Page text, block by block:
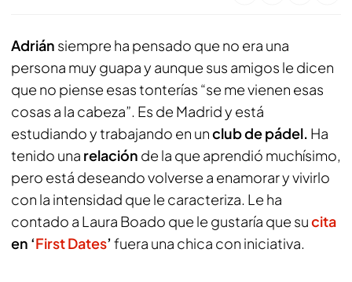
Adrián siempre ha pensado que no era una
persona muy guapa y aunque sus amigos le dicen
que no piense esas tonterías “se me vienen esas
cosas a la cabeza”. Es de Madrid y está
estudiando y trabajando en unclub de pádel. Ha
tenido una relación de la que aprendió muchísimo,
pero está deseando volverse a enamorar y vivirlo
con la intensidad que le caracteriza. Le ha
contado a Laura Boado que le gustaría que sucita
en ‘First Dates’fuera una chica con iniciativa.